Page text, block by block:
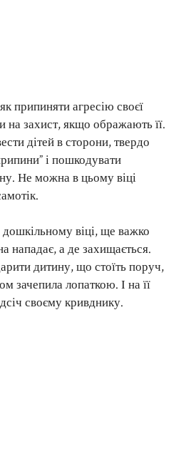
припиняти агресію своєї
на захист, якщо ображають її.
дітей в сторони, твердо
і пошкодувати
Не можна в цьому віці
віці, ще важко
нападає, а де захищається.
дитину, що стоїть поруч,
зачепила лопаткою. І на її
своєму кривднику.